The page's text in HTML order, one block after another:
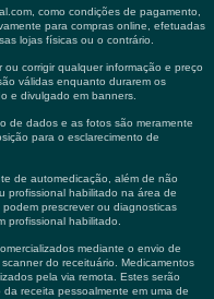
como condições de pagamento,
para compras online, efetuadas
lojas físicas ou o contrário.
corrigir qualquer informação e preço
válidas enquanto durarem os
e divulgado em banners.
de dados e as fotos são meramente
para o esclarecimento de
de automedicação, além de não
profissional habilitado na área de
prescrever ou diagnosticas
profissional habilitado.
mediante o envio de
do receituário. Medicamentos
pela via remota. Estes serão
receita pessoalmente em uma de